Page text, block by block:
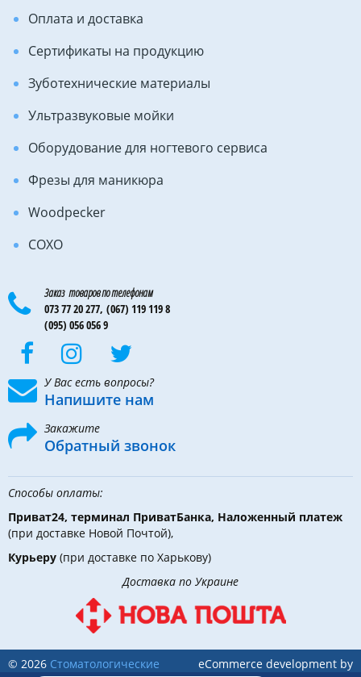
Оплата и доставка
Сертификаты на продукцию
Зуботехнические материалы
Ультразвуковые мойки
Оборудование для ногтевого сервиса
Фрезы для маникюра
Woodpecker
COXO
Заказ товаров по телефонам
073 77 20 277, (067) 119 119 8
(095) 056 056 9
У Вас есть вопросы?
Напишите нам
Закажите
Обратный звонок
Способы оплаты:
Приват24, терминал ПриватБанка, Наложенный платеж
(при доставке Новой Почтой),
Курьеру (при доставке по Харькову)
Доставка по Украине
© 2026 Стоматологические
eCommerce development by